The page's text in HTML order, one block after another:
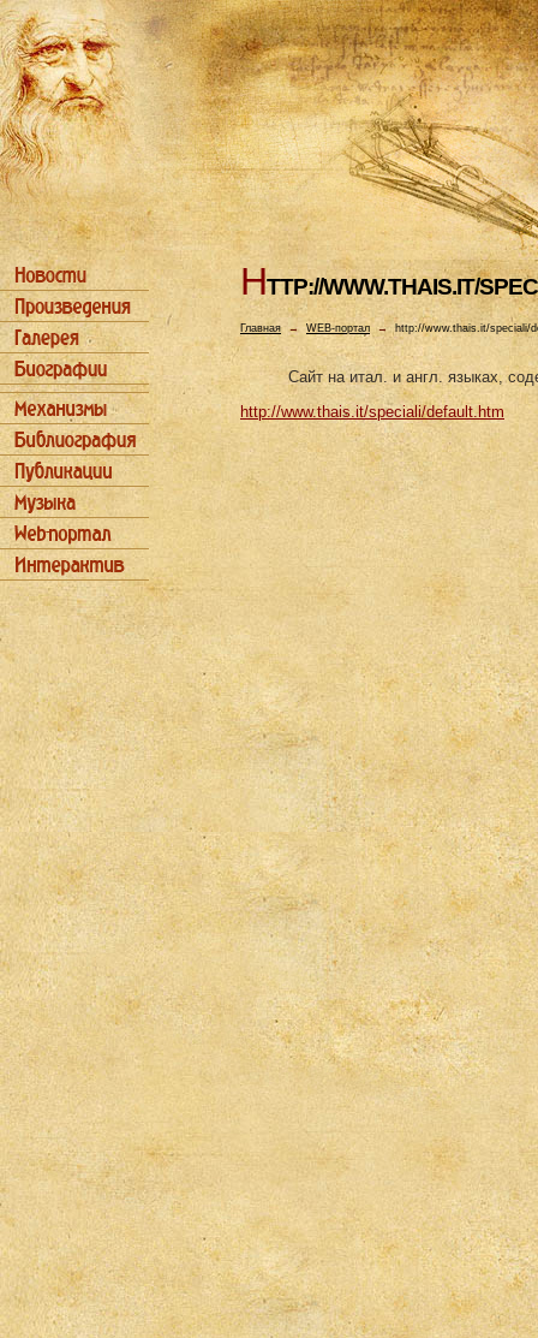
HTTP://WWW.THAIS.IT/
Главная→ WEB-портал → http://www.thais.it/speciali/
Сайт на итал. и англ. языках,
http://www.thais.it/speciali/default.htm